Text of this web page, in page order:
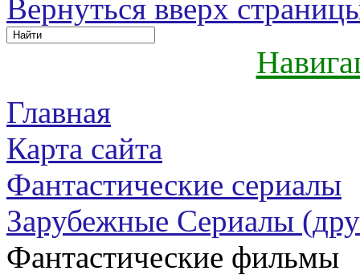
Вернуться вверх
Главная
Карта сайта
Фантастические сериалы
Зарубежные Сериалы
Фантастические фильмы